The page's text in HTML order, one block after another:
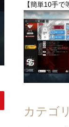
【簡単10手で
カテゴ